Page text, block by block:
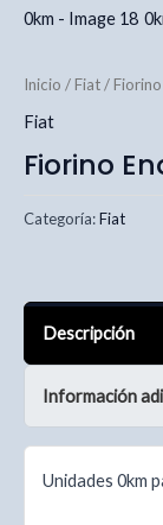
Inicio / Fiat/
Fiat
Fiorino
Categoría:Fiat
Descripción
Información
Unidades 0km